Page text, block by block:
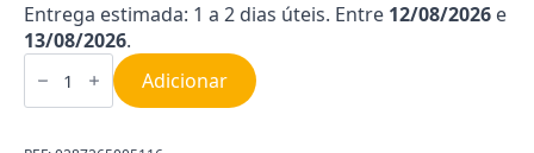
Entrega estimada: 1 a 2 dias úteis. Entre 12/08/2026 e
13/08/2026.
Quantidade
de
de
Adicionar